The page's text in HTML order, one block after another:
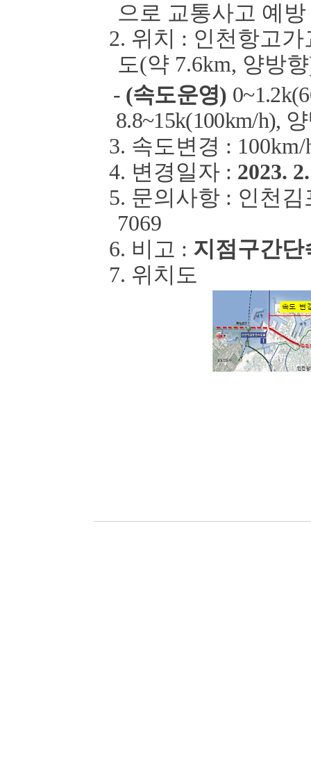
으로 교통사고 예방
2. 위치 : 인천항고
도(약 7.6km, 양방향
- (속도운영)
8.8~15k(100km/h),
3. 속도변경 : 100km/
4. 변경일자 : 2023.
5. 문의사항 : 인천
7069
6. 비고 : 지점구간단
7. 위치도